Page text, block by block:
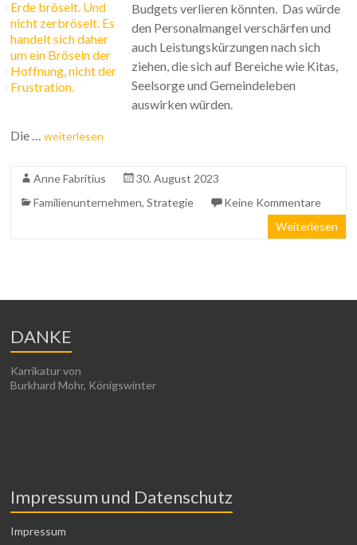
Budgets verlieren könnten. Das würde
den Personalmangel verschärfen und
auch Leistungskürzungen nach sich
ziehen, die sich auf Bereiche wie Kitas,
Seelsorge und Gemeindeleben
auswirken würden.
Die …weiterlesen
Anne Fabritius
30. August 2023
Familienunternehmen,Strategie
Keine Kommentare
Weiterlesen
DANKE
Karrikatur von
Burkhard Mohr, Königswinter
Impressum und Datenschutz
Impressum